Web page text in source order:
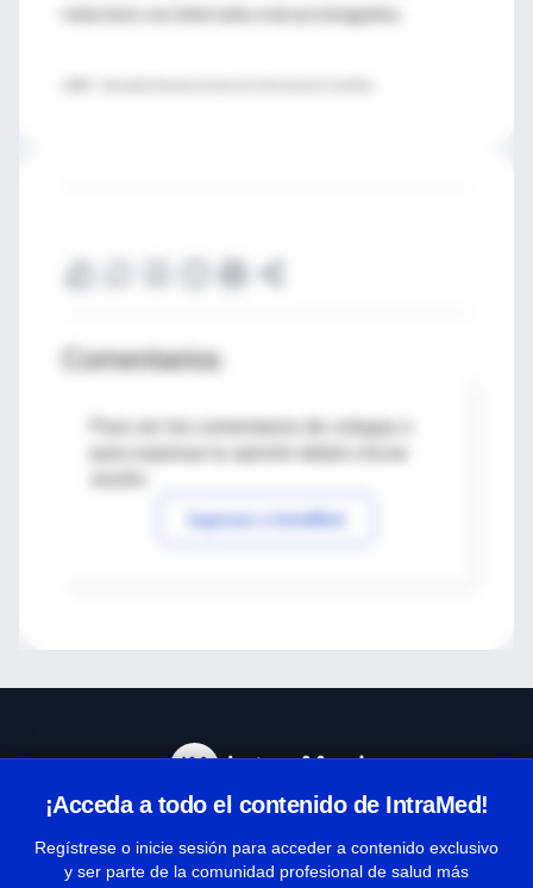
relacionó con intervalos más prolongados.
Comentarios
Para ver los comentarios de colegas o
Ingresar a IntraMed
¡Acceda a todo el contenido de IntraMed!
Regístrese o inicie sesión para acceder a contenido exclusivo
y ser parte de la comunidad profesional de salud más